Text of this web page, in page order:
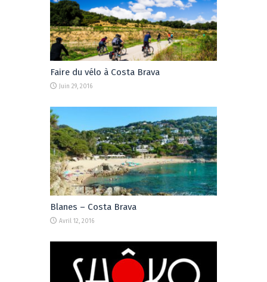
Faire du vélo à Costa Brava
Juin 29, 2016
Blanes – Costa Brava
Avril 12, 2016